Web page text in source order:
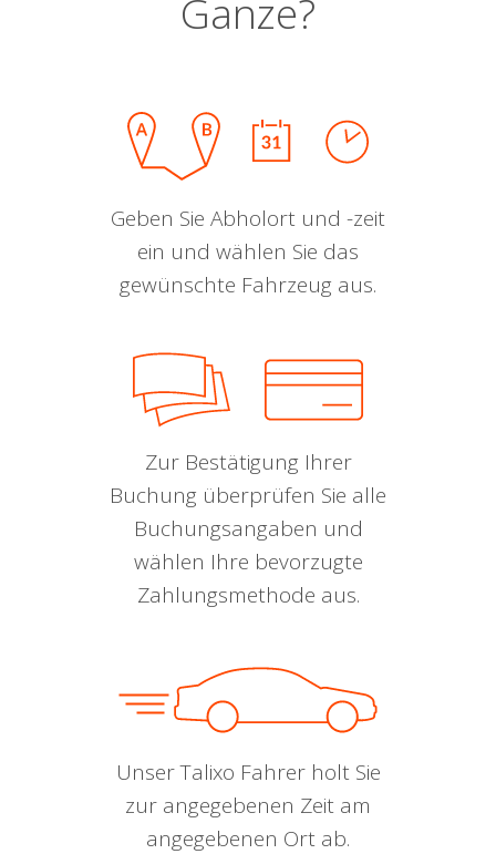
Ganze?
Geben Sie Abholort und -zeit
ein und wählen Sie das
gewünschte Fahrzeug aus.
Zur Bestätigung Ihrer
Buchung überprüfen Sie alle
Buchungsangaben und
wählen Ihre bevorzugte
Zahlungsmethode aus.
Unser Talixo Fahrer holt Sie
zur angegebenen Zeit am
angegebenen Ort ab.